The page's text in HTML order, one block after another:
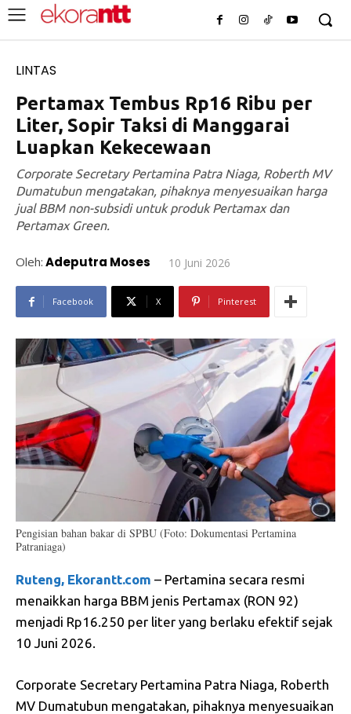
LINTAS
Pertamax Tembus Rp16 Ribu per
Liter, Sopir Taksi di Manggarai
Luapkan Kekecewaan
Corporate Secretary Pertamina Patra Niaga, Roberth MV
Dumatubun mengatakan, pihaknya menyesuaikan harga
jual BBM non-subsidi untuk produk Pertamax dan
Pertamax Green.
Oleh: Adeputra Moses 10 Juni 2026
Facebook X Pinterest
Pengisian bahan bakar di SPBU (Foto: Dokumentasi Pertamina
Patraniaga)
Ruteng, Ekorantt.com – Pertamina secara resmi
menaikkan harga BBM jenis Pertamax (RON 92)
menjadi Rp16.250 per liter yang berlaku efektif sejak
10 Juni 2026.
Corporate Secretary Pertamina Patra Niaga, Roberth
MV Dumatubun mengatakan, pihaknya menyesuaikan